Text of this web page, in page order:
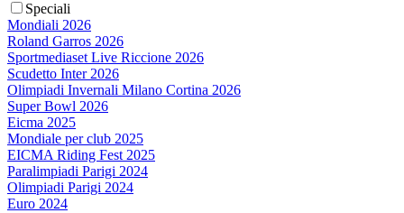
Speciali
Mondiali 2026
Roland Garros 2026
Sportmediaset Live Riccione 2026
Scudetto Inter 2026
Olimpiadi Invernali Milano Cortina 2026
Super Bowl 2026
Eicma 2025
Mondiale per club 2025
EICMA Riding Fest 2025
Paralimpiadi Parigi 2024
Olimpiadi Parigi 2024
Euro 2024